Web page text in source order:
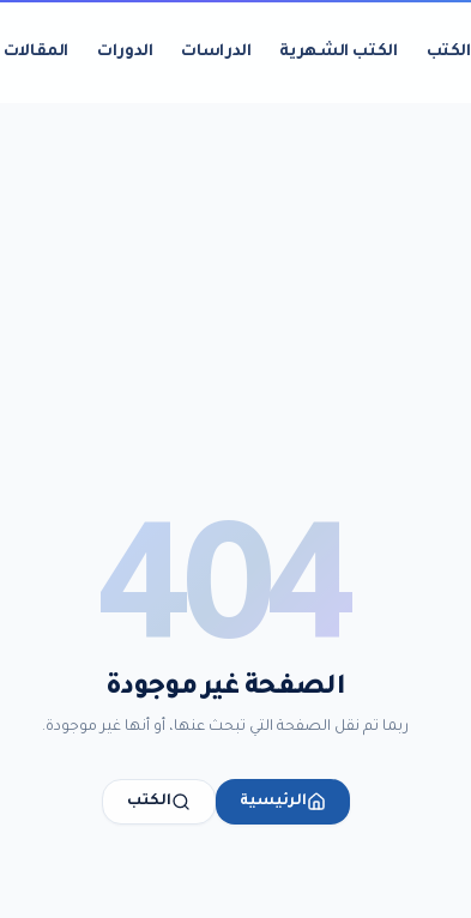
الكتب الكتب الشهرية الدراسات الدورات المقالات
404
الصفحة غير موجودة
ربما تم نقل الصفحة التي تبحث عنها، أو أنها غير موجودة.
الرئيسية الكتب